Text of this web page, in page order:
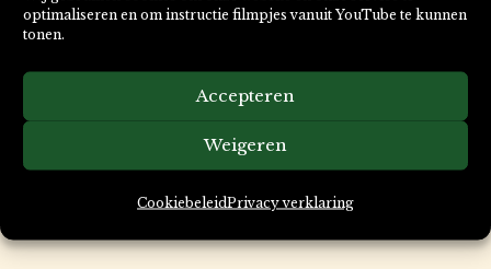
optimaliseren en om instructie filmpjes vanuit YouTube te kunnen
tonen.
Accepteren
Weigeren
CookiebeleidPrivacy verklaring
(Ø13cm)
prijs
was:
prijs
Kies uw variatie